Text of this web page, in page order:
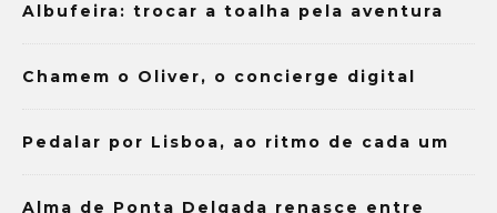
Albufeira: trocar a toalha pela aventura
Chamem o Oliver, o concierge digital
Pedalar por Lisboa, ao ritmo de cada um
Alma de Ponta Delgada renasce entre